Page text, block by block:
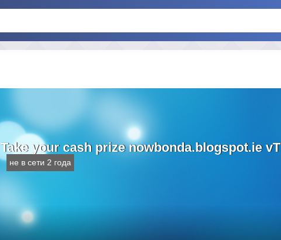
Take your cash prize nowbonda.blogspot.ie vT
не в сети 2 года